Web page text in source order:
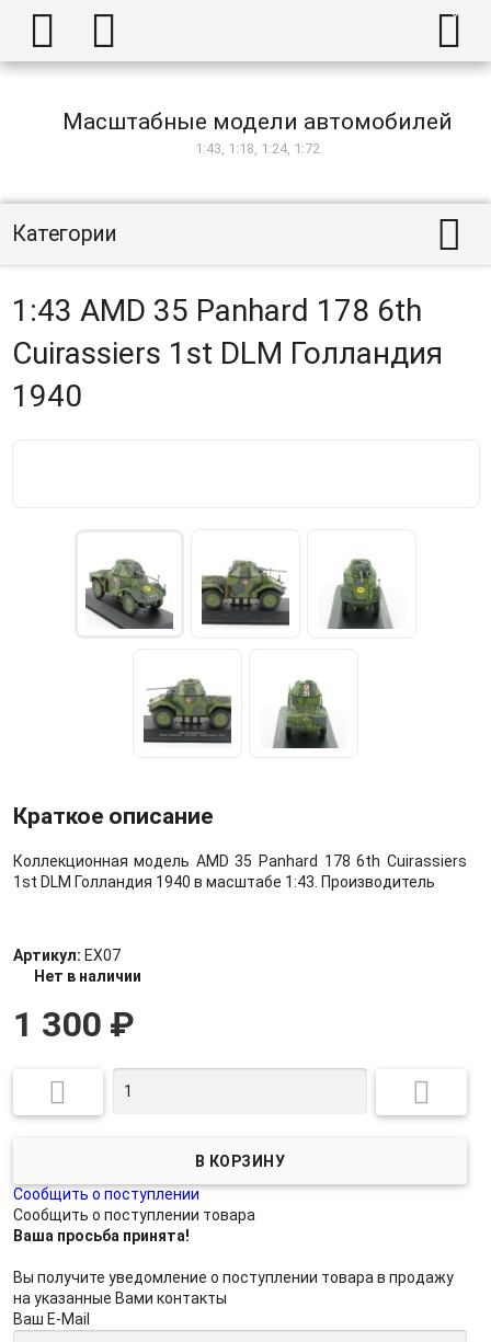
  
Масштабные модели автомобилей
1:43, 1:18, 1:24, 1:72
Категории 
1:43 AMD 35 Panhard 178 6th
Cuirassiers 1st DLM Голландия
1940
Краткое описание
Коллекционная модель AMD 35 Panhard 178 6th Cuirassiers
1st DLM Голландия 1940 в масштабе 1:43. Производитель
Артикул: EX07
Нет в наличии
1 300 ₽
 
Сообщить о поступлении
Сообщить о поступлении товара
Ваша просьба принята!
Вы получите уведомление о поступлении товара в продажу
на указанные Вами контакты
Ваш E-Mail